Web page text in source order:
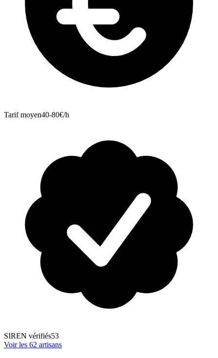
Tarif moyen40-80€/h
SIREN vérifiés53
Voir les 62 artisans